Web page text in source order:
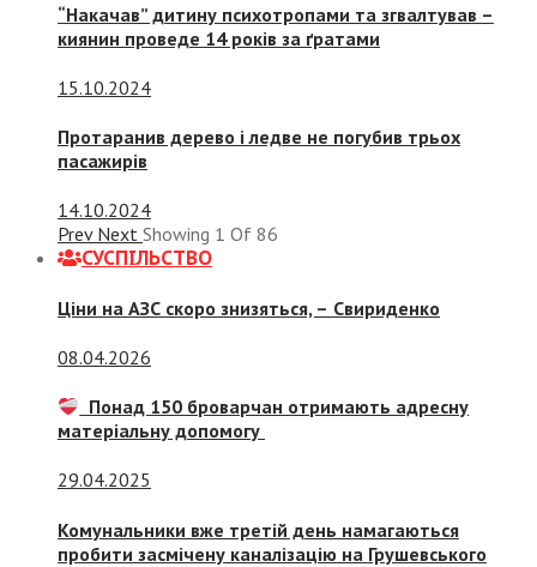
“Накачав” дитину психотропами та згвалтував –
киянин проведе 14 років за ґратами
15.10.2024
Протаранив дерево і ледве не погубив трьох
пасажирів
14.10.2024
Prev Next Showing 1 Of 86
СУСПIЛЬСТВО
Ціни на АЗС скоро знизяться, – Свириденко
08.04.2026
Понад 150 броварчан отримають адресну
матеріальну допомогу
29.04.2025
Комунальники вже третій день намагаються
пробити засмічену каналізацію на Грушевського